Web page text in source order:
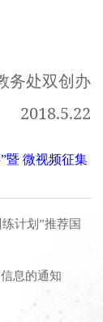
务处双创办
2018.5.22
暨 微视频征集
计划”推荐国
息的通知